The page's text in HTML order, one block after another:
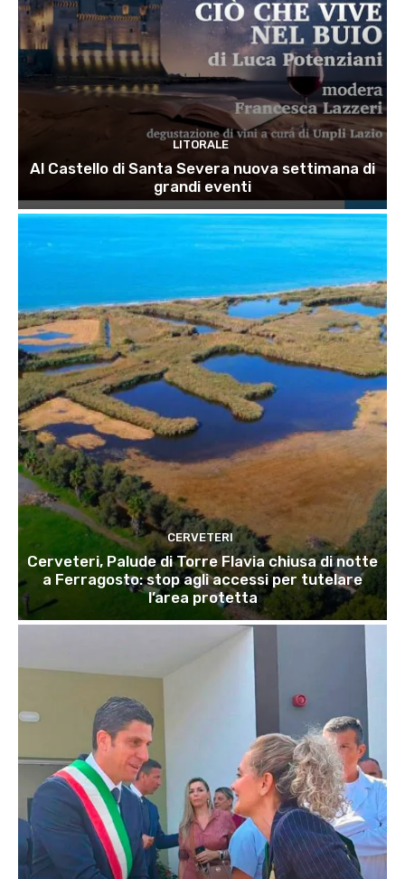
LITORALE
Al Castello di Santa Severa nuova settimana di
grandi eventi
CERVETERI
Cerveteri, Palude di Torre Flavia chiusa di notte
a Ferragosto: stop agli accessi per tutelare
l’area protetta